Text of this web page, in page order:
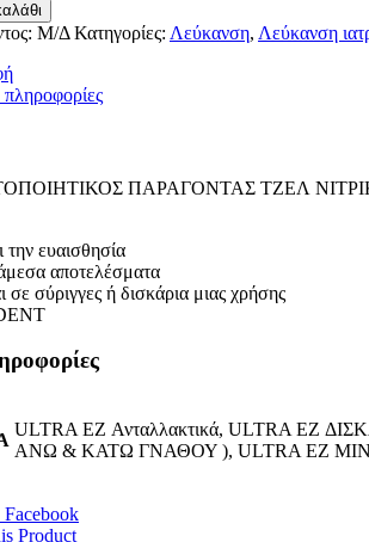
Μ/Δ Κατηγορίες: Λεύκανση, Λεύκανση
ΠΑΡΑΓΟΝΤΑΣ ΤΖΕΛ
την ευαισθησία
αποτελέσματα
σε σύριγγες ή δισκάρια μιας χρήσης
ULTRA EZ Ανταλλακτικά, ULTRA EZ
ΑΝΩ & ΚΑΤΩ ΓΝΑΘΟΥ ), ULTRA EZ
Facebook
Product